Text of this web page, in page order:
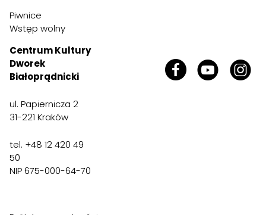
Piwnice
Wstęp wolny
Centrum Kultury
Dworek
Białoprądnicki
ul. Papiernicza 2
31-221 Kraków
tel. +48 12 420 49
50
NIP 675-000-64-70